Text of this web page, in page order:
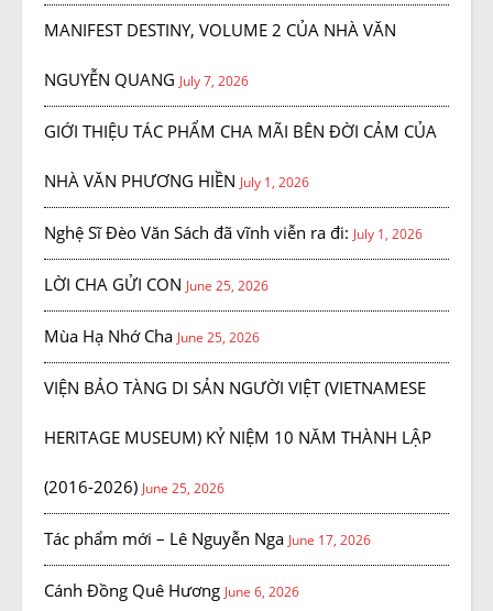
MANIFEST DESTINY, VOLUME 2 CỦA NHÀ VĂN
NGUYỄN QUANG July 7, 2026
GIỚI THIỆU TÁC PHẨM CHA MÃI BÊN ĐỜI CẢM CỦA
NHÀ VĂN PHƯƠNG HIỀN July 1, 2026
Nghệ Sĩ Đèo Văn Sách đã vĩnh viễn ra đi: July 1, 2026
LỜI CHA GỬI CON June 25, 2026
Mùa Hạ Nhớ Cha June 25, 2026
VIỆN BẢO TÀNG DI SẢN NGƯỜI VIỆT (VIETNAMESE
HERITAGE MUSEUM) KỶ NIỆM 10 NĂM THÀNH LẬP
(2016-2026) June 25, 2026
Tác phẩm mới – Lê Nguyễn Nga June 17, 2026
Cánh Đồng Quê Hương June 6, 2026